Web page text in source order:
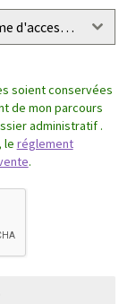
J'ai des demandes particulières en terme d'accessibilité ou d'aménagement
soient conservées
de mon parcours
administratif .
, le réglement
.